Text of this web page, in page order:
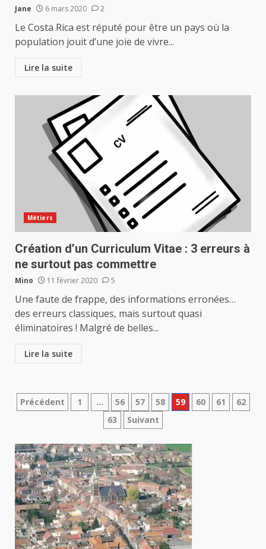
Jane 6 mars 2020 2
Le Costa Rica est réputé pour être un pays où la
population jouit d’une joie de vivre...
Lire la suite
Métiers
Création d’un Curriculum Vitae : 3 erreurs à
ne surtout pas commettre
Mino 11 février 2020 5
Une faute de frappe, des informations erronées…
des erreurs classiques, mais surtout quasi
éliminatoires ! Malgré de belles...
Lire la suite
Pagination
publications
Précédent 1 … 56 57 58 59 60 61
62
63
Suivant